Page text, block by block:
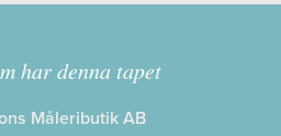
Archive Anthology
har denna tapet
Måleributik AB